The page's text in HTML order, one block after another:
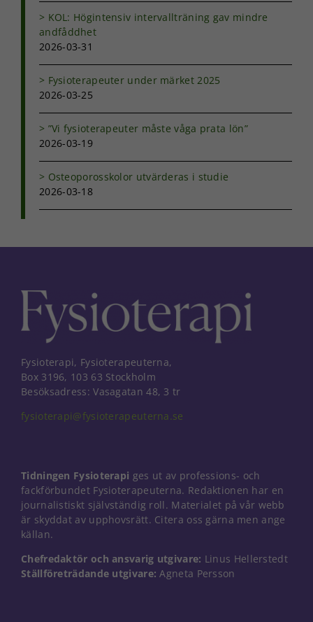
KOL: Högintensiv intervallträning gav mindre
andfåddhet
2026-03-31
Fysioterapeuter under märket 2025
2026-03-25
”Vi fysioterapeuter måste våga prata lön”
2026-03-19
Osteoporosskolor utvärderas i studie
2026-03-18
Fysioterapi, Fysioterapeuterna,
Box 3196, 103 63 Stockholm
Besöksadress: Vasagatan 48, 3 tr
fysioterapi@fysioterapeuterna.se
Tidningen Fysioterapi ges ut av professions- och
fackförbundet Fysioterapeuterna. Redaktionen har en
journalistiskt självständig roll. Materialet på vår webb
är skyddat av upphovsrätt. Citera oss gärna men ange
källan.
Chefredaktör och ansvarig utgivare: Linus Hellerstedt
Ställföreträdande utgivare: Agneta Persson
hemsidan.
Genom att dela
med dig av dina
surfar ökar du
chansen att få se